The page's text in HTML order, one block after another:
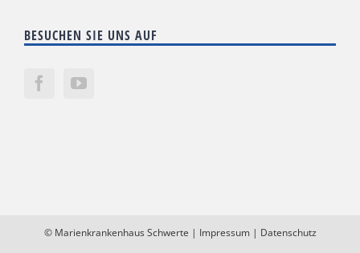
BESUCHEN SIE UNS AUF
© Marienkrankenhaus Schwerte | Impressum| Datenschutz